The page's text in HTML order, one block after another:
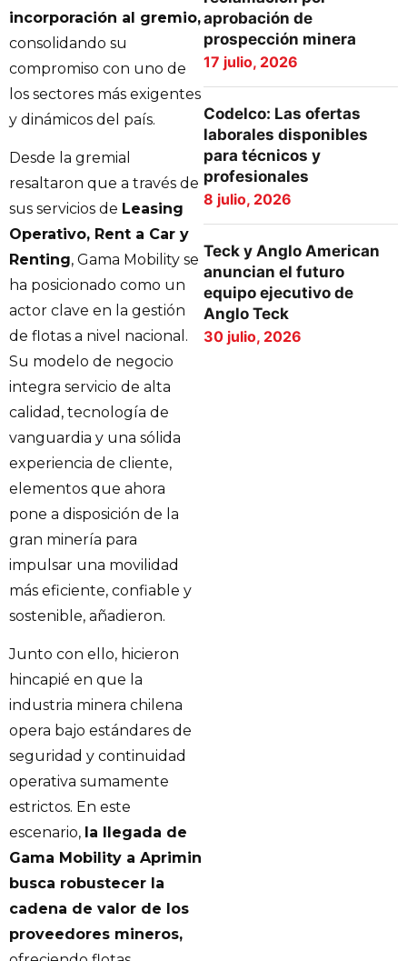
incorporación al gremio,
consolidando su
compromiso con uno de
los sectores más exigentes
y dinámicos del país.
Desde la gremial
resaltaron que a través de
sus servicios de Leasing
Operativo, Rent a Car y
Renting, Gama Mobility se
ha posicionado como un
actor clave en la gestión
de flotas a nivel nacional.
Su modelo de negocio
integra servicio de alta
calidad, tecnología de
vanguardia y una sólida
experiencia de cliente,
elementos que ahora
pone a disposición de la
gran minería para
impulsar una movilidad
más eficiente, confiable y
sostenible, añadieron.
Junto con ello, hicieron
hincapié en que la
industria minera chilena
opera bajo estándares de
seguridad y continuidad
operativa sumamente
estrictos. En este
escenario, la llegada de
Gama Mobility a Aprimin
busca robustecer la
cadena de valor de los
proveedores mineros,
aprobación de
prospección minera
17 julio, 2026
Codelco: Las ofertas
laborales disponibles
para técnicos y
profesionales
8 julio, 2026
Teck y Anglo American
anuncian el futuro
equipo ejecutivo de
Anglo Teck
30 julio, 2026